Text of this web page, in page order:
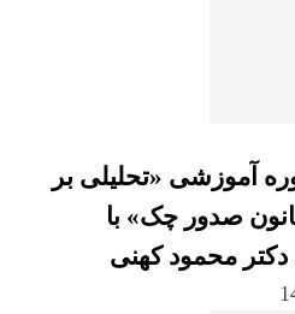
آموزشی «تحلیلی بر
۲۳ قانون صدور چک» با
محمود کهنی